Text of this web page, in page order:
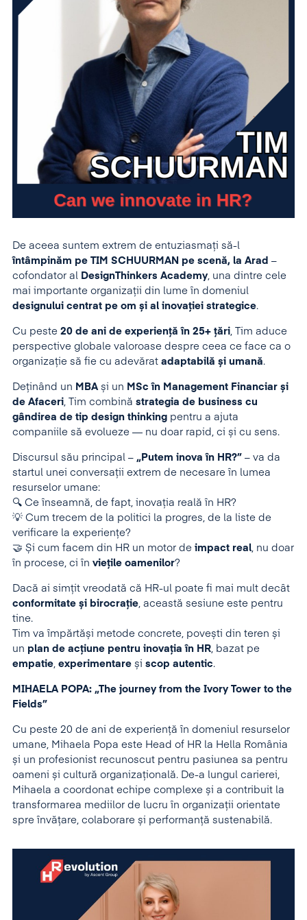
De aceea suntem extrem de entuziasmați să-l
întâmpinăm pe TIM SCHUURMAN pe scenă, la Arad –
cofondator al DesignThinkers Academy , una dintre cele
mai importante organizații din lume în domeniul
designului centrat pe om și al inovației strategice.
Cu peste 20 de ani de experiență în 25+ țări , Tim aduce
perspective globale valoroase despre ceea ce face ca o
organizație să fie cu adevărat adaptabilă și umană.
Deținând un MBA și un MSc în Management Financiar și
de Afaceri , Tim combină strategia de business cu
gândirea de tip design thinking pentru a ajuta
companiile să evolueze — nu doar rapid, ci și cu sens.
Discursul său principal – „Putem inova în HR?” – va da
startul unei conversații extrem de necesare în lumea
resurselor umane:
🔍 Ce înseamnă, de fapt, inovația reală în HR?
💡 Cum trecem de la politici la progres, de la liste de
verificare la experiențe?
🤝 Și cum facem din HR un motor de impact real , nu doar
în procese, ci în viețile oamenilor?
Dacă ai simțit vreodată că HR-ul poate fi mai mult decât
conformitate și birocrație , această sesiune este pentru
tine.
Tim va împărtăși metode concrete, povești din teren și
un plan de acțiune pentru inovația în HR , bazat pe
empatie experimentare și scop autentic.
MIHAELA POPA: „The journey from the Ivory Tower to the
Fields”
Cu peste 20 de ani de experiență în domeniul resurselor
umane, Mihaela Popa este Head of HR la Hella România
și un profesionist recunoscut pentru pasiunea sa pentru
oameni și cultură organizațională. De-a lungul carierei,
Mihaela a coordonat echipe complexe și a contribuit la
transformarea mediilor de lucru în organizații orientate
spre învățare, colaborare și performanță sustenabilă.